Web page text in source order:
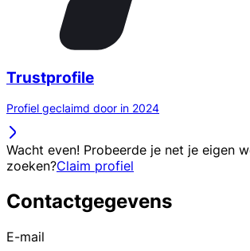
Trustprofile
Profiel geclaimd door in 2024
Wacht even! Probeerde je net je eigen
zoeken?Claim profiel
Contactgegevens
E-mail